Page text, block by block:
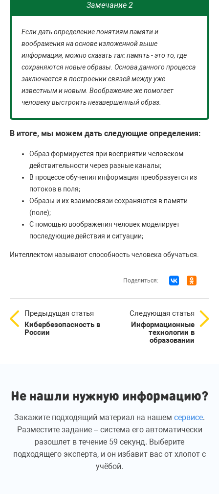
Замечание 2
Если дать определение понятиям памяти и
воображения на основе изложенной выше
информации, можно сказать так: память - это то, где
сохраняются новые образы. Основа данного процесса
заключается в построении связей между уже
известным и новым. Воображение же помогает
человеку выстроить незавершенный образ.
В итоге, мы можем дать следующие определения:
Образ формируется при восприятии человеком
действительности через разные каналы;
В процессе обучения информация преобразуется из
потоков в поля;
Образы и их взаимосвязи сохраняются в памяти
(поле);
С помощью воображения человек моделирует
последующие действия и ситуации;
Интеллектом называют способность человека обучаться.
Поделиться:
Предыдущая статья
Кибербезопасность в
России
Следующая статья
Информационные
технологии в
образовании
Не нашли нужную информацию?
Закажите подходящий материал на нашем сервисе.
Разместите задание – система его автоматически
разошлет в течение 59 секунд. Выберите
подходящего эксперта, и он избавит вас от хлопот с
учёбой.